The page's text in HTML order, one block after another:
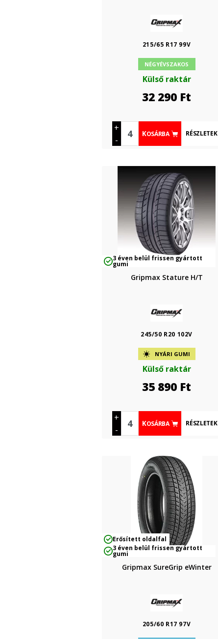
215/65 R17 99V
NÉGYÉVSZAKOS
Külső raktár
32 290 Ft
+
-
KOSÁRBA RÉSZLETEK
3 éven belül frissen gyártott
gumi
Gripmax Stature H/T
245/50 R20 102V
NYÁRI GUMI
Külső raktár
35 890 Ft
+
-
KOSÁRBA RÉSZLETEK
Erősített oldalfal
3 éven belül frissen gyártott
gumi
Gripmax SureGrip eWinter
205/60 R17 97V